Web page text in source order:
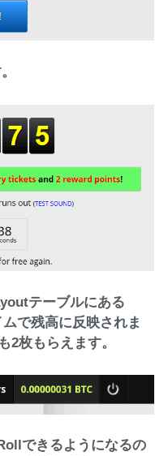
テーブルにある
で残高に反映されま
枚もらえます。
できるようになるの